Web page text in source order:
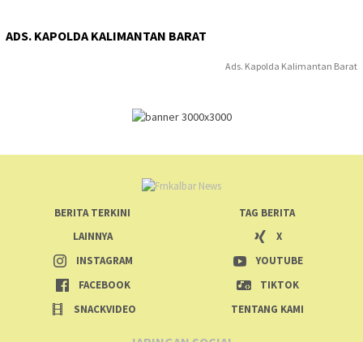
ADS. KAPOLDA KALIMANTAN BARAT
Ads. Kapolda Kalimantan Barat
BERITA TERKINI
TAG BERITA
LAINNYA
X
INSTAGRAM
YOUTUBE
FACEBOOK
TIKTOK
SNACKVIDEO
TENTANG KAMI